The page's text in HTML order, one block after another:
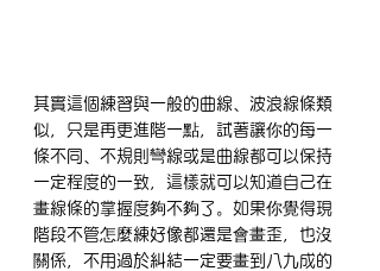
其實這個練習與一般的曲線、波浪線條類
似，只是再更進階一點，試著讓你的每一
條不同、不規則彎線或是曲線都可以保持
一定程度的一致，這樣就可以知道自己在
畫線條的掌握度夠不夠了。如果你覺得現
階段不管怎麼練好像都還是會畫歪，也沒
關係，不用過於糾結一定要畫到八九成的